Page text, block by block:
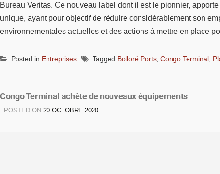
Bureau Veritas. Ce nouveau label dont il est le pionnier,
unique, ayant pour objectif de réduire considérablement son
environnementales actuelles et des actions à mettre en place
Posted in Entreprises Tagged Bolloré Ports Congo Terminal
Congo Terminal achète de nouveaux équipements
POSTED ON 20 OCTOBRE 2020